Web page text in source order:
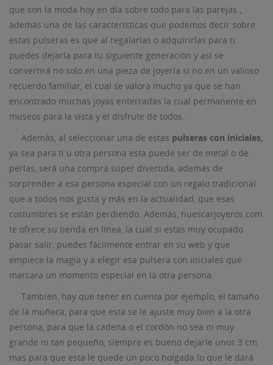
que son la moda hoy en día sobre todo para las parejas ,
además una de las características que podemos decir sobre
estas pulseras es que al regalarlas o adquirirlas para ti
puedes dejarla para tu siguiente generación y así se
convertirá no solo en una pieza de joyería si no en un valioso
recuerdo familiar, el cual se valora mucho ya que se han
encontrado muchas joyas enterradas la cual permanente en
museos para la vista y el disfrute de todos.
Además, al seleccionar una de estas pulseras con iniciales,
ya sea para ti u otra persona esta puede ser de metal o de
perlas, será una compra súper divertida, además de
sorprender a esa persona especial con un regalo tradicional
que a todos nos gusta y más en la actualidad, que esas
costumbres se están perdiendo. Además, huescarjoyeros.com
te ofrece su tienda en línea, la cual si estas muy ocupado
pasar salir, puedes fácilmente entrar en su web y que
empiece la magia y a elegir esa pulsera con iniciales que
marcara un momento especial en la otra persona.
También, hay que tener en cuenta por ejemplo, el tamaño
de la muñeca, para que esta se le ajuste muy bien a la otra
persona, para que la cadena o el cordón no sea ni muy
grande ni tan pequeño, siempre es bueno dejarle unos 3 cm
mas para que esta le quede un poco holgada lo que le dará